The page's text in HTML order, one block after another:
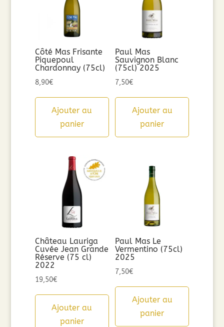
Côté Mas Frisante
Piquepoul
Chardonnay (75cl)
8,90€
Ajouter au
panier
Paul Mas
Sauvignon Blanc
(75cl) 2025
7,50€
Ajouter au
panier
Château Lauriga
Cuvée Jean Grande
Réserve (75 cl)
2022
19,50€
Ajouter au
panier
Paul Mas Le
Vermentino (75cl)
2025
7,50€
Ajouter au
panier